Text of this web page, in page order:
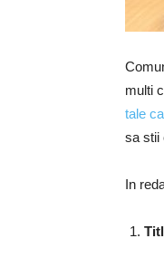
multi
tale
sa stii
In